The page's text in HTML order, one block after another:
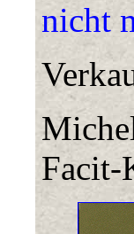
nicht
Facit-